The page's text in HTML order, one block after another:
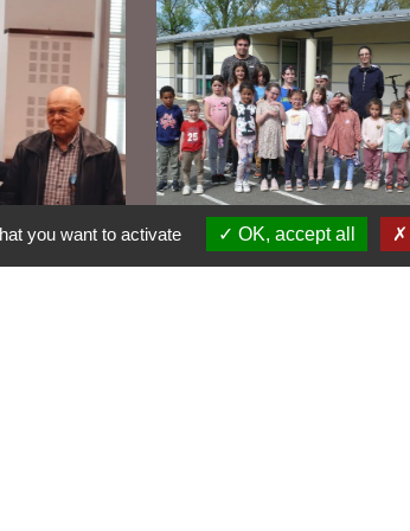
you want to activate OK, accept all